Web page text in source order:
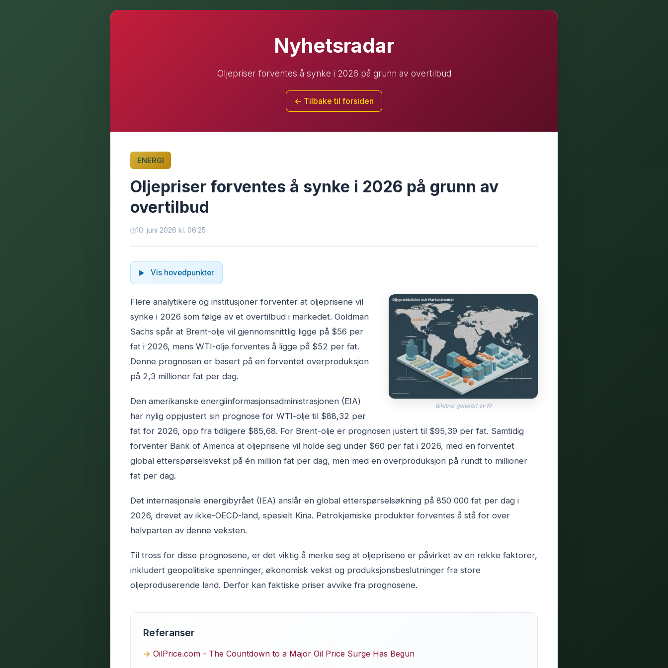
Nyhetsradar
Oljepriser forventes å synke i 2026 på grunn av overtilbud
← Tilbake til forsiden
ENERGI
Oljepriser forventes å synke i 2026 på grunn av
overtilbud
10. juni 2026 kl. 06:25
Vis hovedpunkter
Bilde er generert av KI
Flere analytikere og institusjoner forventer at oljeprisene vil
synke i 2026 som følge av et overtilbud i markedet. Goldman
Sachs spår at Brent-olje vil gjennomsnittlig ligge på $56 per
fat i 2026, mens WTI-olje forventes å ligge på $52 per fat.
Denne prognosen er basert på en forventet overproduksjon
på 2,3 millioner fat per dag.
Den amerikanske energiinformasjonsadministrasjonen (EIA)
har nylig oppjustert sin prognose for WTI-olje til $88,32 per
fat for 2026, opp fra tidligere $85,68. For Brent-olje er prognosen justert til $95,39 per fat. Samtidig
forventer Bank of America at oljeprisene vil holde seg under $60 per fat i 2026, med en forventet
global etterspørselsvekst på én million fat per dag, men med en overproduksjon på rundt to millioner
fat per dag.
Det internasjonale energibyrået (IEA) anslår en global etterspørselsøkning på 850 000 fat per dag i
2026, drevet av ikke-OECD-land, spesielt Kina. Petrokjemiske produkter forventes å stå for over
halvparten av denne veksten.
Til tross for disse prognosene, er det viktig å merke seg at oljeprisene er påvirket av en rekke faktorer,
inkludert geopolitiske spenninger, økonomisk vekst og produksjonsbeslutninger fra store
oljeproduserende land. Derfor kan faktiske priser avvike fra prognosene.
Referanser
OilPrice.com - The Countdown to a Major Oil Price Surge Has Begun